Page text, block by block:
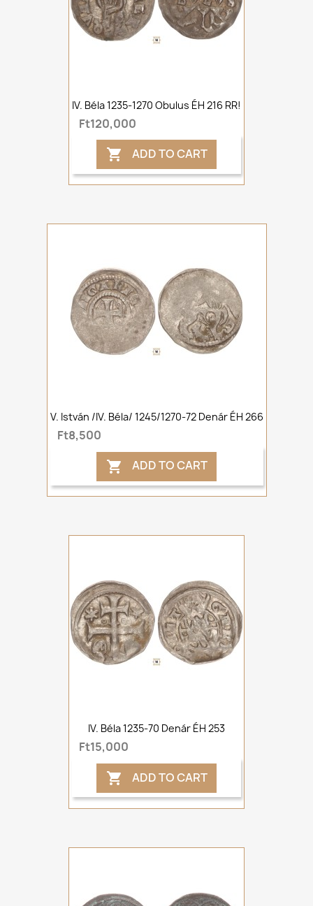
IV. Béla 1235-1270 Obulus ÉH 216 RR!
Ft120,000
 ADD TO CART
V. István /IV. Béla/ 1245/1270-72 Denár ÉH 266
Ft8,500
 ADD TO CART
IV. Béla 1235-70 Denár ÉH 253
Ft15,000
 ADD TO CART